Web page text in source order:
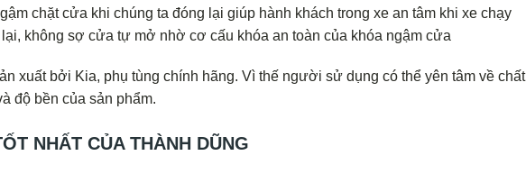
chặt cửa khi chúng ta đóng lại giúp hành khách trong xe an tâm khi xe chạy
không sợ cửa tự mở nhờ cơ cấu khóa an toàn của khóa ngậm cửa
xuất bởi Kia, phụ tùng chính hãng. Vì thế người sử dụng có thể yên tâm về chất
độ bền của sản phẩm.
NHẤT CỦA THÀNH DŨNG